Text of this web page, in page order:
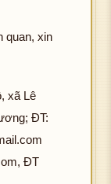
quan, xin
xã Lê
ĐT:
, ĐT